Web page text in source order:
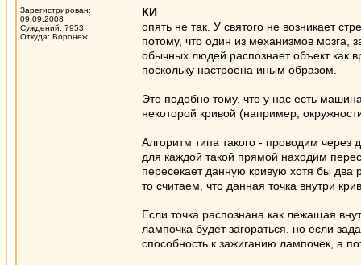
Зарегистрирован:
09.09.2008
Суждений: 7953
Откуда: Воронеж
КИ
опять не так. У святого не возникает
потому, что один из механизмов мозга,
обычных людей распознает объект как
поскольку настроена иным образом.
Это подобно тому, что у нас есть
некоторой кривой (например,
Алгоритм типа такого - проводим через
для каждой такой прямой находим
пересекает данную кривую хотя бы два
то считаем, что данная точка внутри
Если точка распознана как лежащая
лампочка будет загораться, но если
способность к зажиганию лампочек, а